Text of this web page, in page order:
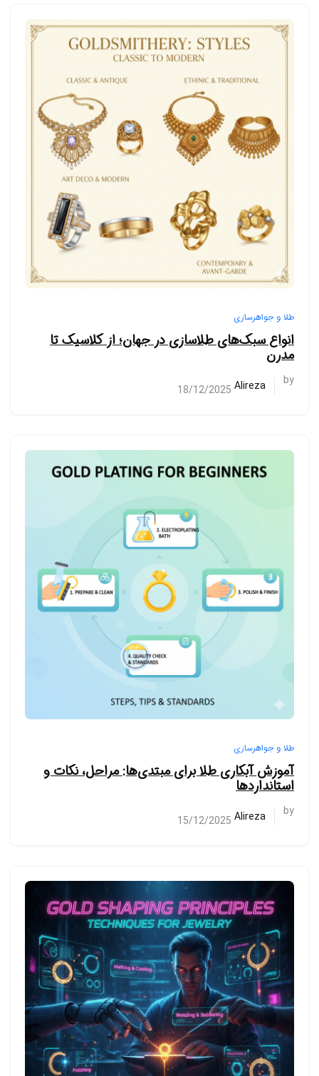
طلا و جواهرسازی
انواع سبک‌های طلاسازی در جهان؛ از کلاسیک تا
مدرن
by
Alireza
18/12/2025
طلا و جواهرسازی
آموزش آبکاری طلا برای مبتدی‌ها: مراحل، نکات و
استانداردها
by
Alireza
15/12/2025